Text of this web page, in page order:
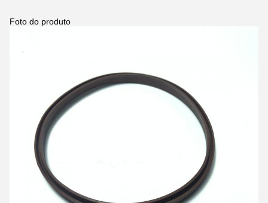
Foto do produto